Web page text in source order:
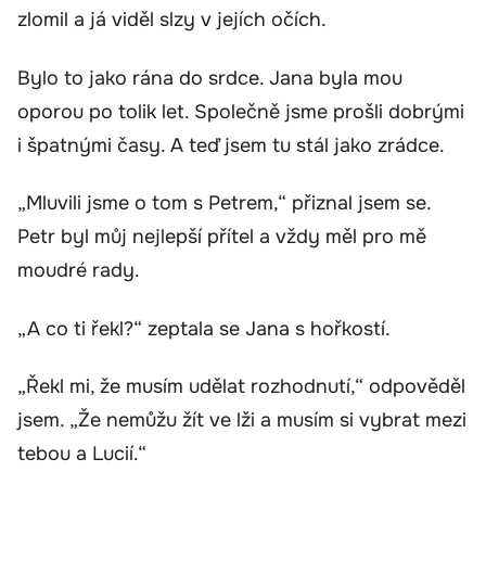
zlomil a já viděl slzy v jejích očích.
Bylo to jako rána do srdce. Jana byla mou
oporou po tolik let. Společně jsme prošli dobrými
i špatnými časy. A teď jsem tu stál jako zrádce.
„Mluvili jsme o tom s Petrem,“ přiznal jsem se.
Petr byl můj nejlepší přítel a vždy měl pro mě
moudré rady.
„A co ti řekl?“ zeptala se Jana s hořkostí.
„Řekl mi, že musím udělat rozhodnutí,“ odpověděl
jsem. „Že nemůžu žít ve lži a musím si vybrat mezi
tebou a Lucií.“